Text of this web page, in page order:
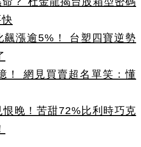
飆漲逾5%！ 台塑四寶逆勢
！ 網見買賣超名單笑：懂
晚！苦甜72%比利時巧克